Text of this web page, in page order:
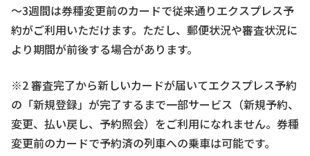
～3週間は券種変更前のカードで従来通りエクスプレス予
約がご利用いただけます。ただし、郵便状況や審査状況に
より期間が前後する場合があります。
※2 審査完了から新しいカードが届いてエクスプレス予約
の「新規登録」が完了するまで一部サービス（新規予約、
変更、払い戻し、予約照会）をご利用になれません。券種
変更前のカードで予約済の列車への乗車は可能です。